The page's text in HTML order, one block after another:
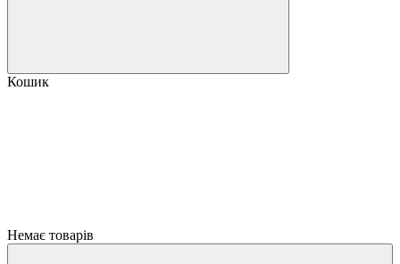
Кошик
Немає товарів